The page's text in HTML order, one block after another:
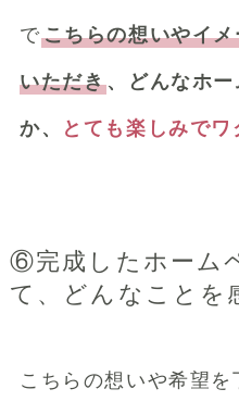
でこちらの想いやイ
いただき、どんなホ
か、 とても楽しみでワ
⑥完成したホーム
て、どんなことを
こちらの想いや希望